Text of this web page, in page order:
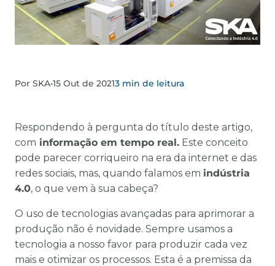
Por SKA•15 Out de 20213 min de leitura
Respondendo à pergunta do título deste artigo,
com informação em tempo real. Este conceito
pode parecer corriqueiro na era da internet e das
redes sociais, mas, quando falamos em indústria
4.0, o que vem à sua cabeça?
O uso de tecnologias avançadas para aprimorar a
produção não é novidade. Sempre usamos a
tecnologia a nosso favor para produzir cada vez
mais e otimizar os processos. Esta é a premissa da